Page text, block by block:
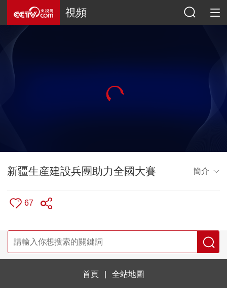
視頻
新疆生産建設兵團助力全國大賽 簡介
67
首頁 全站地圖